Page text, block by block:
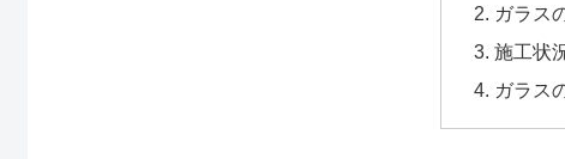
ガラス
施工状
ガラス